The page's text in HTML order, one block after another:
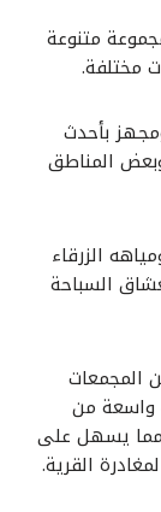
متنوعة
مختلفة.
بأحدث
المناطق
الزرقاء
السباحة
المجمعات
واسعة من
مما يسهل على
القرية.